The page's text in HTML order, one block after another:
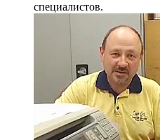
специалистов.